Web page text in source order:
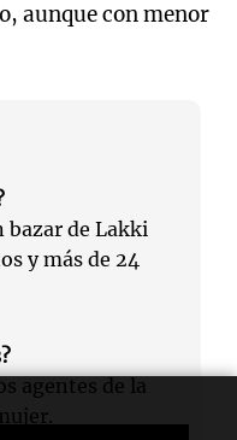
aunque con menor
bazar de Lakki
y más de 24
agentes de la